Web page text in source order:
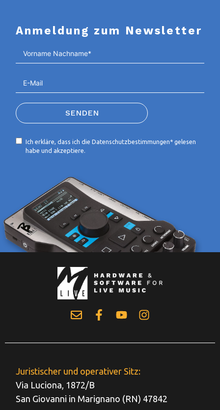
Anmeldung zum Newsletter
SENDEN
Ich erkläre, dass ich dieDatenschutzbestimmungen* gelesen
habe und akzeptiere.
Juristischer und operativer Sitz:
Via Luciona, 1872/B
San Giovanni in Marignano (RN) 47842